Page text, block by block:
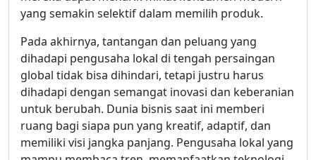
yang semakin selektif dalam memilih produk.
Pada akhirnya, tantangan dan peluang yang
dihadapi pengusaha lokal di tengah persaingan
global tidak bisa dihindari, tetapi justru harus
dihadapi dengan semangat inovasi dan keberanian
untuk berubah. Dunia bisnis saat ini memberi
ruang bagi siapa pun yang kreatif, adaptif, dan
memiliki visi jangka panjang. Pengusaha lokal yang